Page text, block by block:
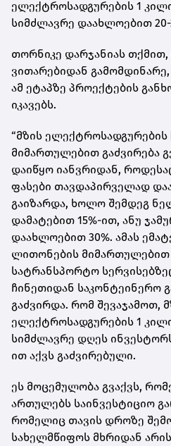
ელექტროსადგურების 1
სიმძლავრე დაახლოებით
თორნიკე დარჯანიას
ვითარებიდან
ამ ეტაპზე პროექტების
იკავებს.
“მზის
მიმართულებით გაძვირება
დაიწყო იანვრიდან,
ფასები თავდაპირველად
გაიზარდა, ხოლო შემდეგ
დამატებით 15%-ით, ანუ
დაახლოებით 30%. ამას
ლითონების მიმართულებით
სატრანსპორტო
ჩინეთიდან საკონტეინერო
გაძვირდა. რომ შევაჯამოთ,
ელექტროსადგურების 1
სიმძლავრე დღეს
ით აქვს გაძვირებული.
ეს მოცემულობა გვაქვს,
ართულებს საინვესტიციო
რომელიც თავის დროზე
სახელმწიფოს მხრიდან